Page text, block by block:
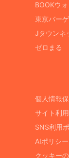
BOOKウ
東京バー
Jタウンネ
ゼロまる
個人情報
サイト利
SNS利用
AIポリシー
クッキー